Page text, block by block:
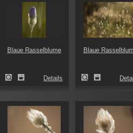
Blaue Rasselblume
Details
Blaue